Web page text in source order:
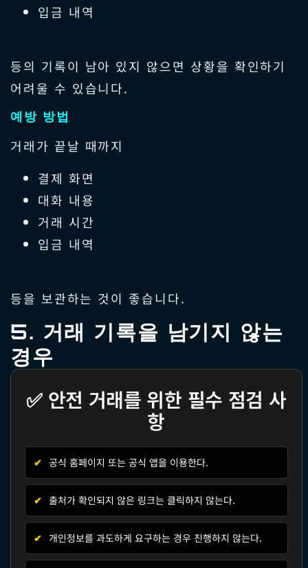
입금 내역
등의 기록이 남아 있지 않으면 상황을 확인하기
어려울 수 있습니다.
예방 방법
거래가 끝날 때까지
결제 화면
대화 내용
거래 시간
입금 내역
등을 보관하는 것이 좋습니다.
5. 거래 기록을 남기지 않는
경우
✅ 안전 거래를 위한 필수 점검 사
항
✔ 공식 홈페이지 또는 공식 앱을 이용한다.
✔ 출처가 확인되지 않은 링크는 클릭하지 않는다.
✔ 개인정보를 과도하게 요구하는 경우 진행하지 않는다.